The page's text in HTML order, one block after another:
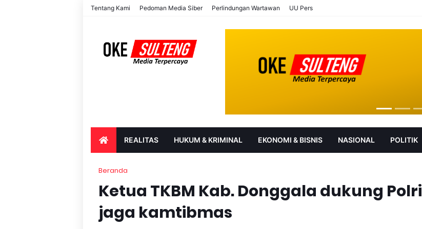
Tentang Kami Pedoman Media Siber Perlindungan Wartawan UU Pers
REALITAS HUKUM & KRIMINAL EKONOMI & BISNIS NASIONAL POLITIK
Beranda
Ketua TKBM Kab. Donggala dukung Polri
jaga kamtibmas